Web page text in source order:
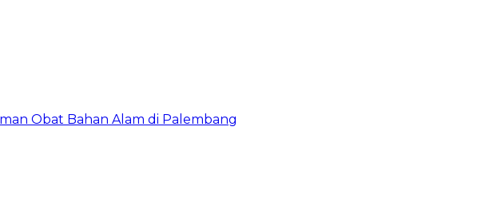
Obat Bahan Alam di Palembang